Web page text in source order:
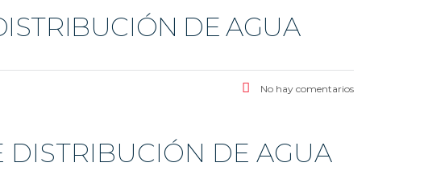
DE AGUA
No hay comentarios
DE AGUA